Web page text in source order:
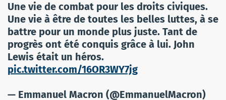
Une vie de combat pour les droits civiques.
Une vie à être de toutes les belles luttes, à se
battre pour un monde plus juste. Tant de
progrès ont été conquis grâce à lui. John
Lewis était un héros.
pic.twitter.com/16OR3WY7jg
— Emmanuel Macron (@EmmanuelMacron)